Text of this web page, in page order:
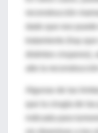
reconstrucción
distintos cirujanos),
Algunas de las
que la cirugía de